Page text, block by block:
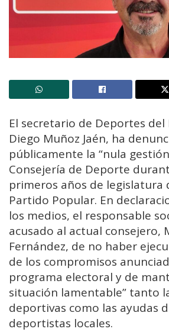
El secretario de Deportes del
Diego Muñoz Jaén, ha
públicamente la “nula
Consejería de Deporte
primeros años de legislatura
Partido Popular. En
los medios, el responsable
acusado al actual consejero,
Fernández, de no haber
de los compromisos
programa electoral y de
situación lamentable” tanto
deportivas como las ayudas
deportistas locales.